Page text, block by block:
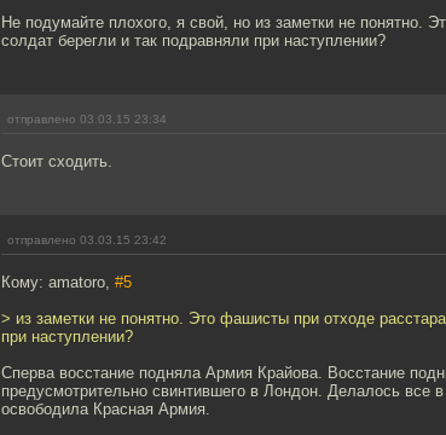
Не подумайте плохого, я свой, но из заметки не понятно.
солдат берегли и так подравняли при наступлении?
отправлено 03.03.15 23:34
Стоит сходить.
отправлено 03.03.15 23:42
Кому: amatoro, #5
> из заметки не понятно. Это фашисты при отходе
при наступлении?
Сперва восстание подняла Армия Крайова. Восстание
предусмотрительно свинтившего в Лондон. Делалось все
освободила Красная Армия.